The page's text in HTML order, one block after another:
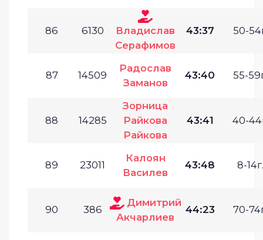
86 6130
Владислав
Серафимов
43:37 50-
87 14509
Радослав
Заманов
43:40 55-
88 14285
Зорница
Райкова
Райкова
43:41 40-
89 23011
Калоян
Василев
43:48 8-14г.
90 386
Димитрий
Акчарлиев
44:23 70-